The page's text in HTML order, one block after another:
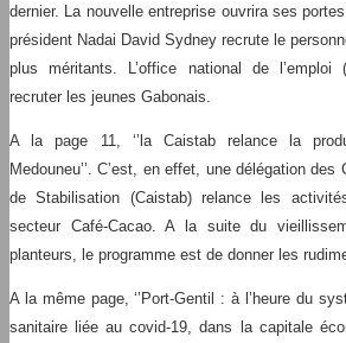
dernier. La nouvelle entreprise ouvrira ses
président Nadai David Sydney recrute le
plus méritants. L’office national de
recruter les jeunes Gabonais.
A la page 11, ‘’la Caistab relance la
Medouneu’’. C’est, en effet, une délégation
de Stabilisation (Caistab) relance les
secteur Café-Cacao. A la suite du
planteurs, le programme est de donner les
A la même page, ‘’Port-Gentil : à l’heure du
sanitaire liée au covid-19, dans la capitale